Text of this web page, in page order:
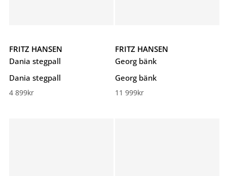
FRITZ HANSEN
Dania stegpall
Dania stegpall
4 899kr
FRITZ HANSEN
Georg bänk
Georg bänk
11 999kr